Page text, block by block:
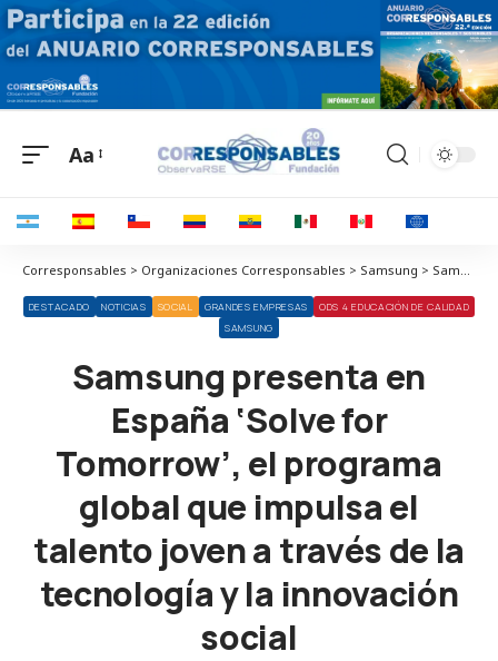
Aa
Corresponsables > Organizaciones Corresponsables > Samsung > Samsung presenta en España ‘Solve for Tomorrow’, el programa global que impulsa el talento joven a través de la tecnología y la innovación social
DESTACADO NOTICIAS SOCIAL GRANDES EMPRESAS
ODS 4 EDUCACIÓN DE CALIDAD
SAMSUNG
Samsung presenta en
España ‘Solve for
Tomorrow’, el programa
global que impulsa el
talento joven a través de la
tecnología y la innovación
social